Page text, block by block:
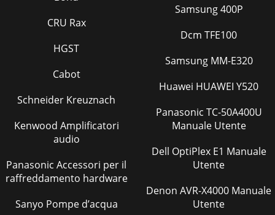
CRU Rax
HGST
Cabot
Schneider Kreuznach
Kenwood Amplificatori
audio
Panasonic Accessori per il
raffreddamento hardware
Sanyo Pompe d’acqua
Samsung 400P
Dcm TFE100
Samsung MM-E320
Huawei HUAWEI Y520
Panasonic TC-50A400U
Manuale Utente
Dell OptiPlex E1 Manuale
Utente
Denon AVR-X4000 Manuale
Utente